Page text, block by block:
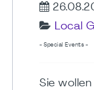
Local
- Special Events -
Sie